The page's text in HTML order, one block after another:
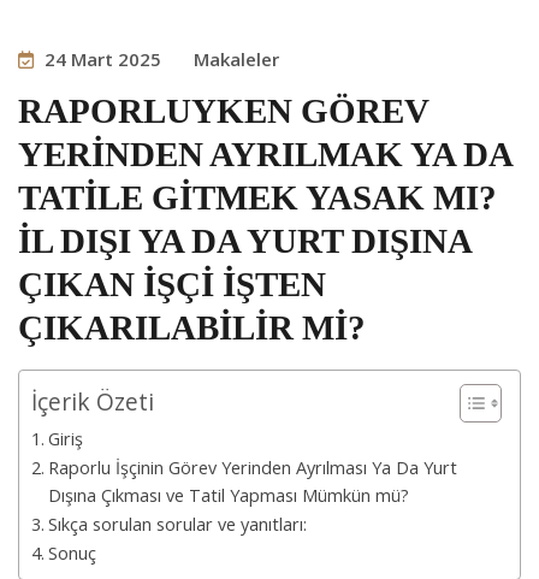
24 Mart 2025 Makaleler
RAPORLUYKEN GÖREV
YERİNDEN AYRILMAK YA DA
TATİLE GİTMEK YASAK MI?
İL DIŞI YA DA YURT DIŞINA
ÇIKAN İŞÇİ İŞTEN
ÇIKARILABİLİR Mİ?
İçerik Özeti
Giriş
Raporlu İşçinin Görev Yerinden Ayrılması Ya Da Yurt
Dışına Çıkması ve Tatil Yapması Mümkün mü?
Sıkça sorulan sorular ve yanıtları:
Sonuç